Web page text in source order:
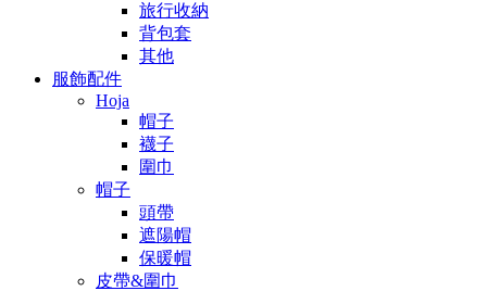
旅行收納
背包套
其他
服飾配件
Hoja
帽子
襪子
圍巾
帽子
頭帶
遮陽帽
保暖帽
皮帶&圍巾